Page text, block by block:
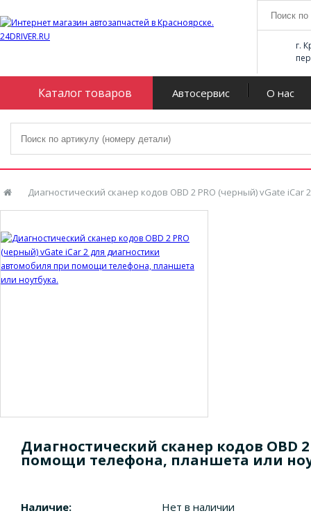
г.
Каталог товаров Автосервис О нас
Диагностический сканер кодов OBD 2 PRO (черный) vGate
Диагностический сканер кодов OBD
помощи телефона, планшета или
Наличие:
Нет в наличии